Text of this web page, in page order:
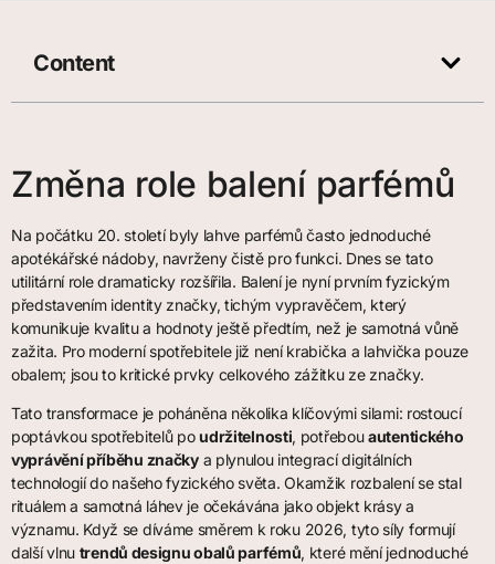
Content
Změna role balení parfémů
Na počátku 20. století byly lahve parfémů často jednoduché
apotékářské nádoby, navrženy čistě pro funkci. Dnes se tato
utilitární role dramaticky rozšířila. Balení je nyní prvním fyzickým
představením identity značky, tichým vypravěčem, který
komunikuje kvalitu a hodnoty ještě předtím, než je samotná vůně
zažita. Pro moderní spotřebitele již není krabička a lahvička pouze
obalem; jsou to kritické prvky celkového zážitku ze značky.
Tato transformace je poháněna několika klíčovými silami: rostoucí
poptávkou spotřebitelů poudržitelnosti, potřebouautentického
vyprávění příběhu značkya plynulou integrací digitálních
technologií do našeho fyzického světa. Okamžik rozbalení se stal
rituálem a samotná láhev je očekávána jako objekt krásy a
významu. Když se díváme směrem k roku 2026, tyto síly formují
další vlnu trendů designu obalů parfémů, které mění jednoduché